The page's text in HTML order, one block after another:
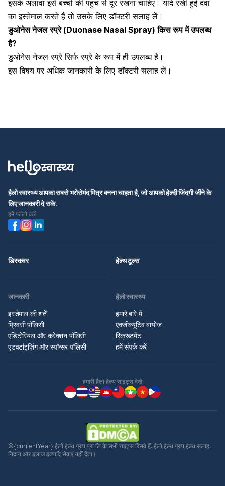
इसके अलावा इसे बच्चों की पहुंच से दूर रखना चाहिए। यदि रखी हुई दवा
का इस्तेमाल करते हैं तो उसके लिए डॉक्टरी सलाह लें।
डुओनेस नेजल स्प्रे (Duonase Nasal Spray) किस रूप में उपलब्ध
है?
डुओनेस नेजल स्प्रे सिर्फ स्प्रे के रूप में ही उपलब्ध है।
इस विषय पर अधिक जानकारी के लिए डाॅक्टरी सलाह लें।
हैलो स्वास्थ्य आपका सबसे भरोसेमंद मित्र बनना चाहता है, जो आपको हेल्दी जिंदगी जीने के
लिए जानकारी दे सके.
हमें फॉलो करें
डिस्कवर हेल्थ टूल्स
जानकारी
इस्तेमाल की शर्तें
प्रिवसी पॉलिसी
एडिटोरियल और करेक्शन पॉलिसी
एडवर्टाइज़िंग और स्पॉन्सर पॉलिसी
हैलो स्वास्थ्य
हमारे बारे में
एक्जीक्यूटिव बायोज
रिक्रूटमेंट
हमें संपर्क करें
हमारी हैलो हेल्थ साइट्स देखें
©{currentYear} हैलो हेल्थ ग्रुप प्रा लि के सभी राइट्स रिसर्व हैं. हैलो हेल्थ ग्रुप हेल्थ सलाह,
निदान और इलाज इत्यादि सेवाएं नहीं देता।